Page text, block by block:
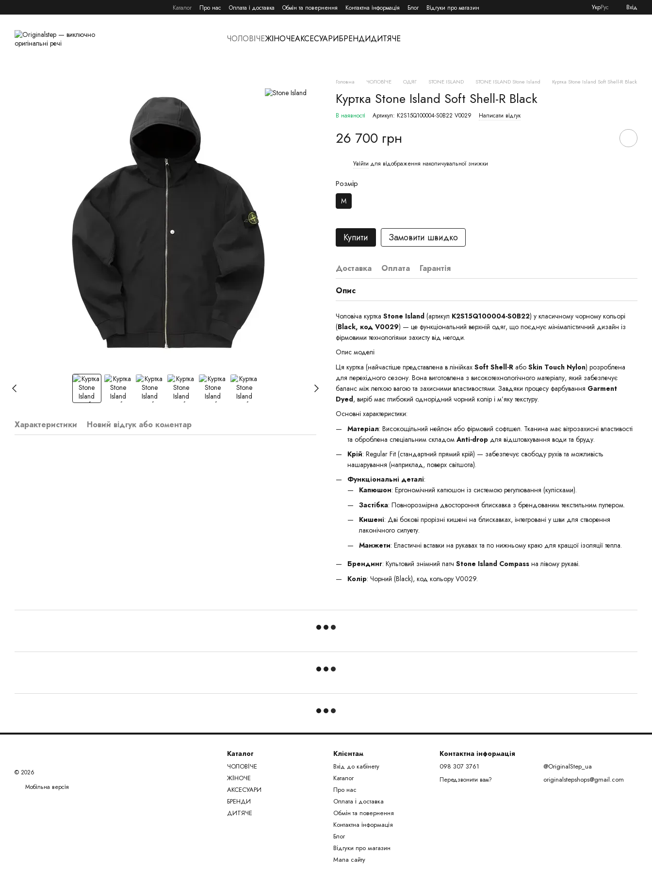
Каталог Про нас Оплата і доставка Обмін та повернення Контактна інформація Блог Відгуки про магазин УкрРус Вхід
ЧОЛОВІЧЕЖІНОЧЕАКСЕСУАРИБРЕНДИДИТЯЧЕ
Характеристики Новий відгук або коментар
Головна ЧОЛОВІЧЕ ОДЯГ STONE ISLAND STONE ISLAND Stone Island Куртка Stone Island Soft Shell-R Black
Куртка Stone Island Soft Shell-R Black
В наявності Артикул: K2S15Q100004-S0B22 V0029 Написати відгук
26 700 грн
Увійти для відображення накопичувальної знижки
Розмір
M
Купити Замовити швидко
Доставка Оплата
Гарантія
Опис
Чоловіча куртка Stone Island (артикул K2S15Q100004-S0B22) у класичному чорному кольорі
(Black, код V0029) — це функціональний верхній одяг, що поєднує мінімалістичний дизайн із
фірмовими технологіями захисту від негоди.
Опис моделі
Ця куртка (найчастіше представлена в лінійках Soft Shell-R або Skin Touch Nylon) розроблена
для перехідного сезону. Вона виготовлена з високотехнологічного матеріалу, який забезпечує
баланс між легкою вагою та захисними властивостями. Завдяки процесу фарбування Garment
Dyed, виріб має глибокий однорідний чорний колір і м’яку текстуру.
Основні характеристики:
Матеріал: Високощільний нейлон або фірмовий софтшел. Тканина має вітрозахисні властивості
та оброблена спеціальним складом Anti-drop для відштовхування води та бруду.
Крій: Regular Fit (стандартний прямий крій) — забезпечує свободу рухів та можливість
нашарування (наприклад, поверх світшота).
Функціональні деталі:
Капюшон: Ергономічний капюшон із системою регулювання (кулісками).
Застібка: Повнорозмірна двостороння блискавка з брендованим текстильним пулером.
Кишені: Дві бокові прорізні кишені на блискавках, інтегровані у шви для створення
лаконічного силуету.
Манжети: Еластичні вставки на рукавах та по нижньому краю для кращої ізоляції тепла.
Брендинг: Культовий знімний патч Stone Island Compass на лівому рукаві.
Колір: Чорний (Black), код кольору V0029.
© 2026
Мобільна версія
Каталог
ЧОЛОВІЧЕ
ЖІНОЧЕ
АКСЕСУАРИ
БРЕНДИ
ДИТЯЧЕ
Клієнтам
Вхід до кабінету
Каталог
Про нас
Оплата і доставка
Обмін та повернення
Контактна інформація
Блог
Відгуки про магазин
Мапа сайту
Контактна інформація
098 307 3761
Передзвонити вам?
@OriginalStep_ua
originalstepshops@gmail.com